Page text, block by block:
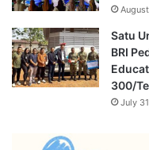
Satu
BRI
300/
July